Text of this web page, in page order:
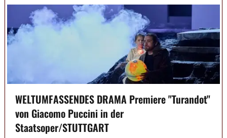
WELTUMFASSENDES DRAMA Premiere "Turandot"
von Giacomo Puccini in der
Staatsoper/STUTTGART